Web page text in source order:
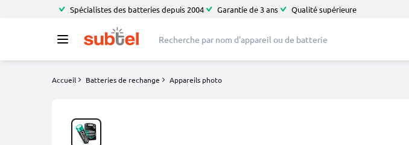
Spécialistes des batteries depuis 2004 Garantie de 3 ans Qualité supérieure
Accueil Batteries de rechange Appareils photo